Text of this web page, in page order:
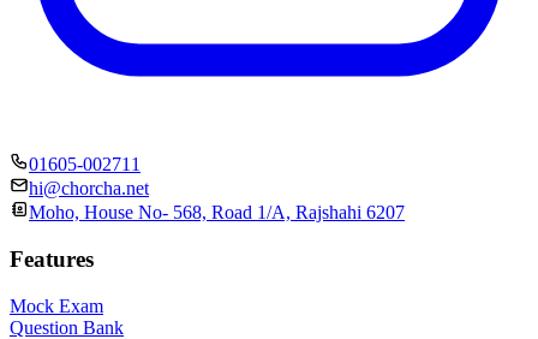
01605-002711
hi@chorcha.net
Moho, House No- 568, Road 1/A, Rajshahi 6207
Features
Mock Exam
Question Bank